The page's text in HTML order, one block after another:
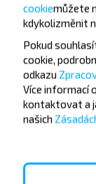
Nenechte si
od
novinek a
cookiemůžete
kdykolizměnit
Pokud
cookie,
odkazu
Více informací
kontaktovat a
našich